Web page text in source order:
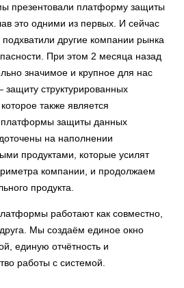
презентовали платформу защиты
это одними из первых. И сейчас
другие компании рынка
При этом 2 месяца назад
значимое и крупное для нас
структурированных
также является
защиты данных
на наполнении
продуктами, которые усилят
компании, и продолжаем
продукта.
работают как совместно,
Мы создаём единое окно
единую отчётность и
работы с системой.